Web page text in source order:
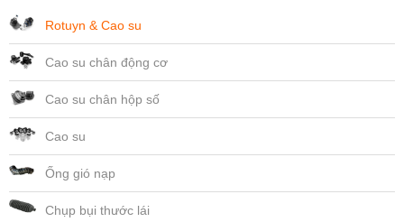
Rotuyn & Cao su
Cao su chân động cơ
Cao su chân hộp số
Cao su
Ống gió nạp
Chụp bụi thước lái